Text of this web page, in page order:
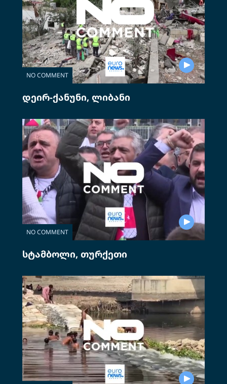
NO COMMENT
დეირ-ქანუნი, ლიბანი
NO COMMENT
სტამბოლი, თურქეთი